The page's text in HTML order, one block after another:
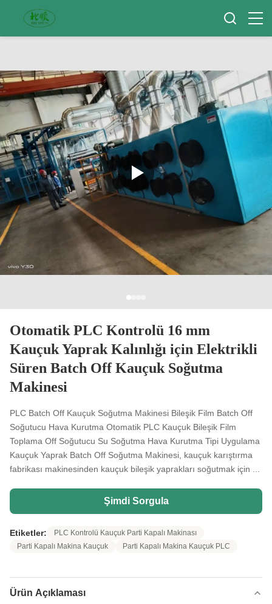
Otomatik PLC Kontrolü 16 mm
Kauçuk Yaprak Kalınlığı için Elektrikli
Süren Batch Off Kauçuk Soğutma
Makinesi
PLC Batch Off Kauçuk Soğutma Makinesi Bileşik Film Batch Off
Soğutucu Hava Kurutma Otomatik PLC Kauçuk Bileşik Film
Toplama Off Soğutucu Su Soğutma Hava Kurutma Tipi Uygulama
Kauçuk Yaprak Batch Off Soğutma Makinesi, kauçuk karıştırma
fabrikası makinesinden kauçuk bileşik yaprakları soğutmak için ...
Şimdi Sorgula
Etiketler:
PLC Kontrolü Kauçuk Parti Kapalı Makinası
Parti Kapalı Makina Kauçuk
Parti Kapalı Makina Kauçuk PLC
Ürün Açıklaması